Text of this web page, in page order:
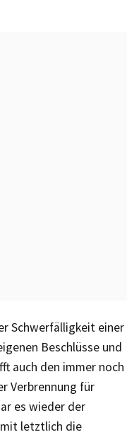
Schwerfälligkeit einer
Beschlüsse und
auch den immer noch
Verbrennung für
es wieder der
letztlich die